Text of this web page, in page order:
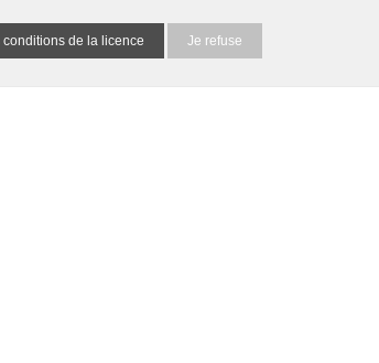
Je refuse